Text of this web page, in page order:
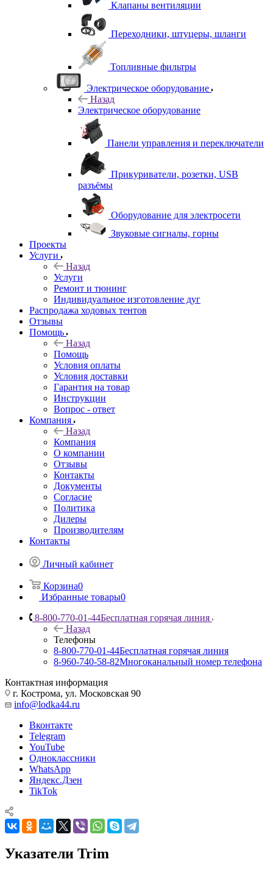
Клапаны вентиляции
Переходники, штуцеры, шланги
Топливные фильтры
Электрическое оборудование
Назад
Электрическое оборудование
Панели управления и переключатели
Прикуриватели, розетки, USB
разъёмы
Оборудование для электросети
Звуковые сигналы, горны
Проекты
Услуги
Назад
Услуги
Ремонт и тюнинг
Индивидуальное изготовление дуг
Распродажа ходовых тентов
Отзывы
Помощь
Назад
Помощь
Условия оплаты
Условия доставки
Гарантия на товар
Инструкции
Вопрос - ответ
Компания
Назад
Компания
О компании
Отзывы
Контакты
Документы
Согласие
Политика
Дилеры
Производителям
Контакты
Личный кабинет
Корзина0
Избранные товары0
8-800-770-01-44Бесплатная горячая линия
Назад
Телефоны
8-800-770-01-44Бесплатная горячая линия
8-960-740-58-82Многоканальный номер телефона
Контактная информация
г. Кострома, ул. Московская 90
info@lodka44.ru
Вконтакте
Telegram
YouTube
Одноклассники
WhatsApp
Яндекс.Дзен
TikTok
Указатели Trim